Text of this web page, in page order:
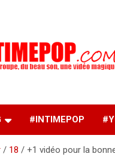
rock, post-rock, indé sur
#INTIMEPOP
18 +1 vidéo pour la